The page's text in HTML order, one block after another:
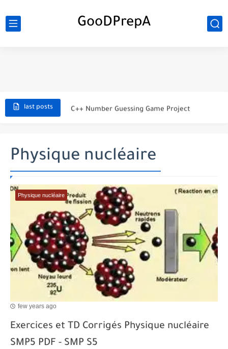
GooDPrepA
last posts C++ Number Guessing Game Project
C++ Simple Text Editor Project
La Communication Oral en PDF
Transformations spontanées dans les piles et production d'énergie 2bac
Chute libre verticale d’un solide
Physique nucléaire
Physique nucléaire
few years ago
Exercices et TD Corrigés Physique nucléaire
SMP5 PDF - SMP S5